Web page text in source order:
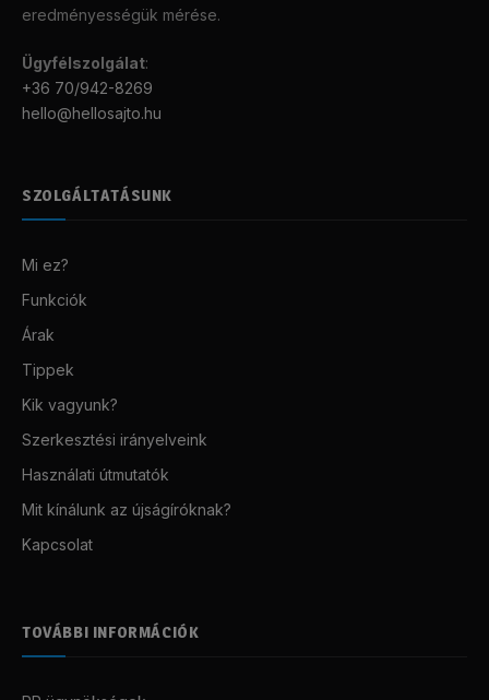
eredményességük mérése.
Ügyfélszolgálat:
+36 70/942-8269
hello@hellosajto.hu
SZOLGÁLTATÁSUNK
Mi ez?
Funkciók
Árak
Tippek
Kik vagyunk?
Szerkesztési irányelveink
Használati útmutatók
Mit kínálunk az újságíróknak?
Kapcsolat
TOVÁBBI INFORMÁCIÓK